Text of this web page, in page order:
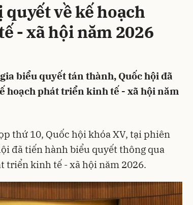
về kế hoạch
- xã hội năm 2026
biểu quyết tán thành, Quốc hội đã
hoạch phát triển kinh tế - xã hội năm
thứ 10, Quốc hội khóa XV, tại phiên
đã tiến hành biểu quyết thông qua
triển kinh tế - xã hội năm 2026.